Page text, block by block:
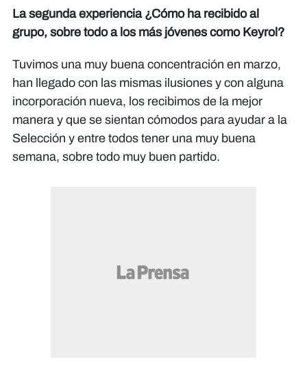
La segunda experiencia ¿Cómo ha recibido al
grupo, sobre todo a los más jóvenes como Keyrol?
Tuvimos una muy buena concentración en marzo,
han llegado con las mismas ilusiones y con alguna
incorporación nueva, los recibimos de la mejor
manera y que se sientan cómodos para ayudar a la
Selección y entre todos tener una muy buena
semana, sobre todo muy buen partido.​​​​​​